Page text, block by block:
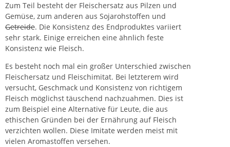
Zum Teil besteht der Fleischersatz aus Pilzen und
Gemüse, zum anderen aus Sojarohstoffen und
Getreide. Die Konsistenz des Endproduktes variiert
sehr stark. Einige erreichen eine ähnlich feste
Konsistenz wie Fleisch.
Es besteht noch mal ein großer Unterschied zwischen
Fleischersatz und Fleischimitat. Bei letzterem wird
versucht, Geschmack und Konsistenz von richtigem
Fleisch möglichst täuschend nachzuahmen. Dies ist
zum Beispiel eine Alternative für Leute, die aus
ethischen Gründen bei der Ernährung auf Fleisch
verzichten wollen. Diese Imitate werden meist mit
vielen Aromastoffen versehen.